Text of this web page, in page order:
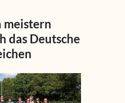
meistern
das Deutsche